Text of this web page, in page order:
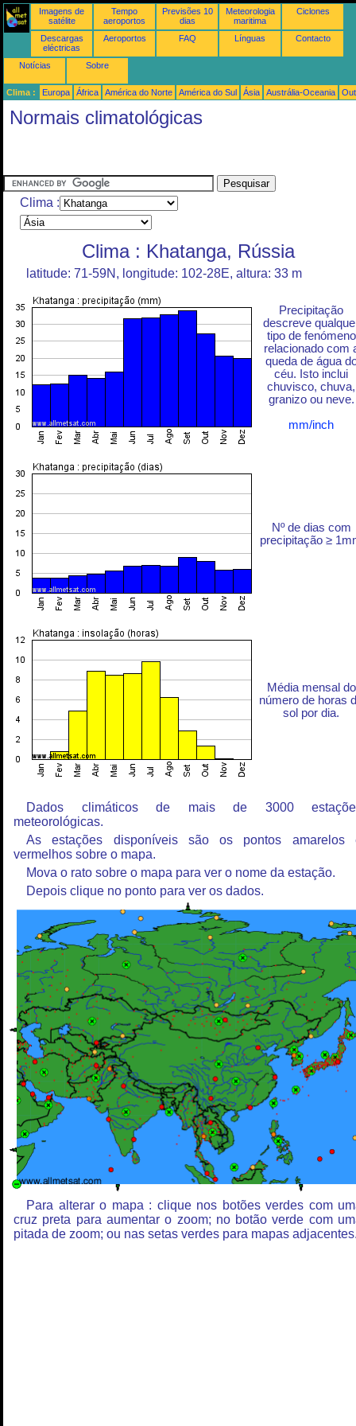
Imagens de
satélite
Tempo
aeroportos
Previsões 10
dias
Meteorologia
maritima
Ciclones
Descargas
eléctricas
Aeroportos FAQ Línguas Contacto
Notícias Sobre
Clima : Europa África América do Norte América do Sul Ásia Austrália-Oceania
Normais climatológicas
Clima :
Clima : Khatanga, Rússia
latitude: 71-59N, longitude: 102-28E, altura: 33 m
Precipitação
descreve
tipo de fenómeno
relacionado com
queda de água
céu. Isto inclui
chuvisco, chuva,
granizo ou neve.
mm/inch
Nº de dias com
precipitação ≥
Média mensal do
número de horas
sol por dia.
Dados climáticos de mais de 3000
meteorológicas.
As estações disponíveis são os pontos amarelos
vermelhos sobre o mapa.
Mova o rato sobre o mapa para ver o nome da estação.
Depois clique no ponto para ver os dados.
Para alterar o mapa : clique nos botões verdes com
cruz preta para aumentar o zoom; no botão verde com
pitada de zoom; ou nas setas verdes para mapas